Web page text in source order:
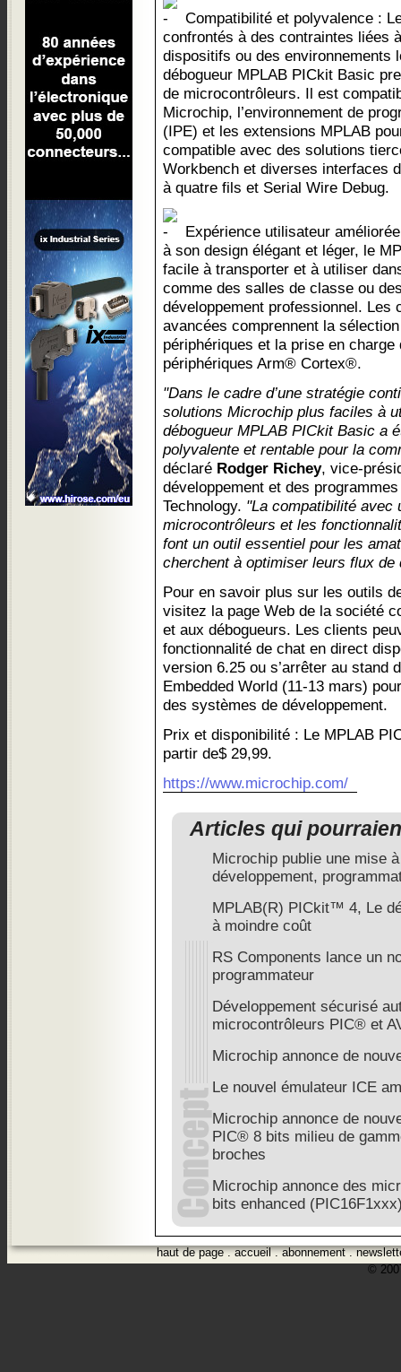
Compatibilité et polyvalence :
confrontés à des contraintes liées
dispositifs ou des environnements
débogueur MPLAB PICkit Basic
de microcontrôleurs. Il est
Microchip, l’environnement de
(IPE) et les extensions MPLAB
compatible avec des solutions
Workbench et diverses interfaces
à quatre fils et Serial Wire Debug.
Expérience utilisateur
à son design élégant et léger, le
facile à transporter et à utiliser
comme des salles de classe ou
développement professionnel. Les
avancées comprennent la
périphériques et la prise en
périphériques Arm® Cortex®.
"Dans le cadre d’une stratégie
solutions Microchip plus faciles à
débogueur MPLAB PICkit Basic a
polyvalente et rentable pour la
déclaré Rodger Richey, vice-
développement et des
Technology. "La compatibilité avec
microcontrôleurs et les
font un outil essentiel pour les
cherchent à optimiser leurs flux de
Pour en savoir plus sur les outils
visitez la page Web de la société
et aux débogueurs. Les clients
fonctionnalité de chat en direct
version 6.25 ou s’arrêter au stand
Embedded World (11-13 mars)
des systèmes de développement.
Prix et disponibilité : Le MPLAB
partir de$ 29,99.
https://www.microchip.com/
Articles qui
Microchip publie une mise
développement,
MPLAB(R) PICkit™ 4, Le
à moindre coût
RS Components lance un
programmateur
Développement sécurisé
microcontrôleurs PIC® et
Microchip annonce de
Le nouvel émulateur ICE
Microchip annonce de
PIC® 8 bits milieu de
broches
Microchip annonce des
bits enhanced
haut de page.accueil.abonnement.
©